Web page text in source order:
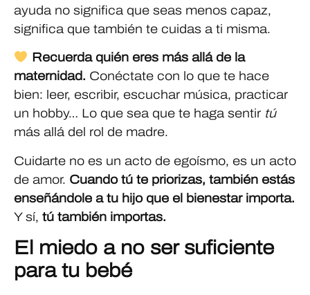
ayuda no significa que seas menos capaz,
significa que también te cuidas a ti misma.
Recuerda quién eres más allá de la
maternidad. Conéctate con lo que te hace
bien: leer, escribir, escuchar música, practicar
un hobby… Lo que sea que te haga sentir tú
más allá del rol de madre.
Cuidarte no es un acto de egoísmo, es un acto
de amor. Cuando tú te priorizas, también estás
enseñándole a tu hijo que el bienestar importa.
Y sí, tú también importas.
El miedo a no ser suficiente
para tu bebé